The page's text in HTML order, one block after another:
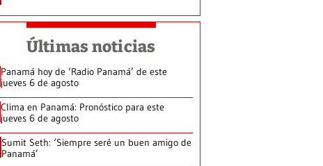
Últimas noticias
Panamá hoy de ‘Radio Panamá’ de este
jueves 6 de agosto
Clima en Panamá: Pronóstico para este
jueves 6 de agosto
Sumit Seth: ‘Siempre seré un buen amigo de
Panamá’